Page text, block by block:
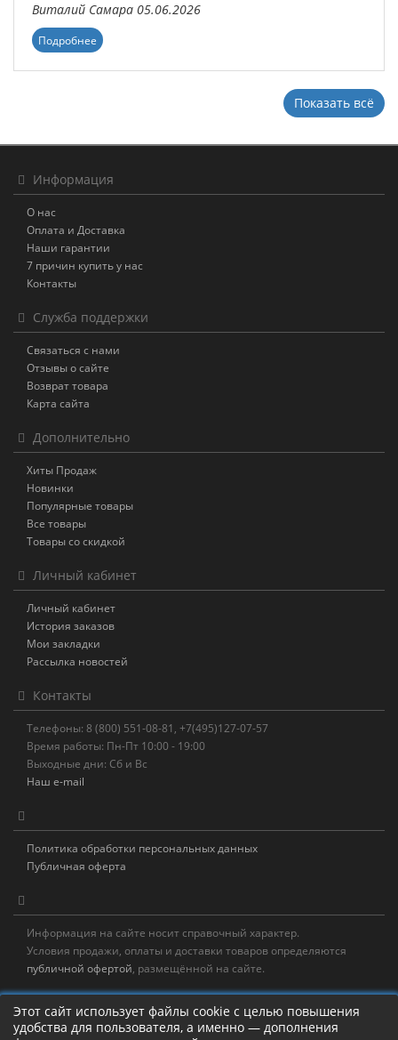
Виталий Самара 05.06.2026
Подробнее
Показать всё
Информация
О нас
Оплата и Доставка
Наши гарантии
7 причин купить у нас
Контакты
Служба поддержки
Связаться с нами
Отзывы о сайте
Возврат товара
Карта сайта
Дополнительно
Хиты Продаж
Новинки
Популярные товары
Все товары
Товары со скидкой
Личный кабинет
Личный кабинет
История заказов
Мои закладки
Рассылка новостей
Контакты
Телефоны: 8 (800) 551-08-81, +7(495)127-07-57
Время работы: Пн-Пт 10:00 - 19:00
Выходные дни: Сб и Вс
Наш e-mail
Политика обработки персональных данных
Публичная оферта
Информация на сайте носит справочный характер.
Условия продажи, оплаты и доставки товаров определяются
публичной офертой, размещённой на сайте.
Новостная рассылка
Новости, акции, распродажи и полезные советы!
Этот сайт использует файлы cookie с целью повышения
удобства для пользователя, а именно — дополнения